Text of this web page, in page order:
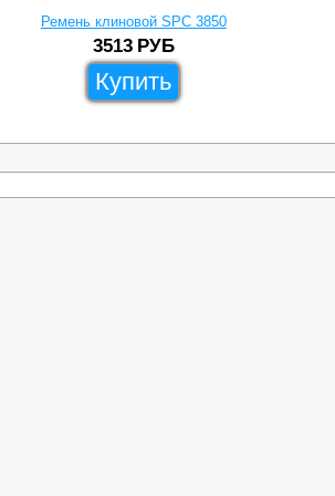
Ремень клиновой SPC 3850
3513 РУБ
Купить